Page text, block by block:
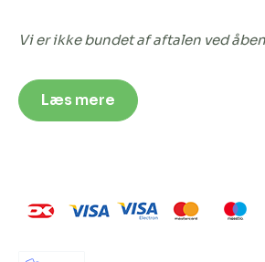
Vi er ikke bundet af aftalen ved
Læs mere